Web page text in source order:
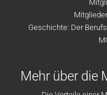
Geschichte: Der
Mehr über die